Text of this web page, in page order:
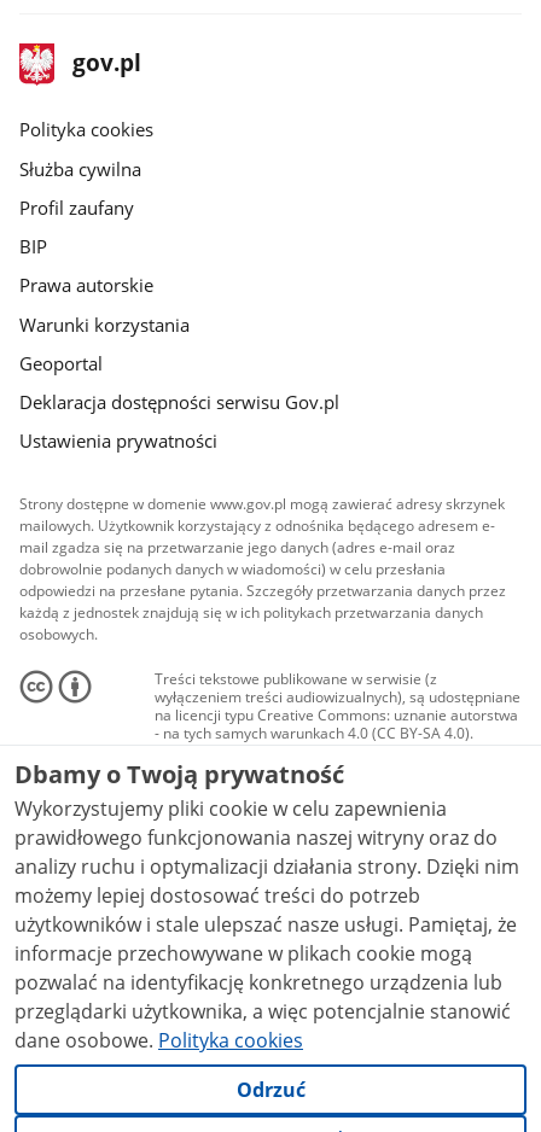
stopka
gov.pl
Strona
gov.pl
gov.pl
Polityka cookies
Służba cywilna
Profil zaufany
BIP
Prawa autorskie
Warunki korzystania
Geoportal
Deklaracja dostępności serwisu Gov.pl
Ustawienia prywatności
Strony dostępne w domenie www.gov.pl mogą zawierać adresy skrzynek
mailowych. Użytkownik korzystający z odnośnika będącego adresem e-
mail zgadza się na przetwarzanie jego danych (adres e-mail oraz
dobrowolnie podanych danych w wiadomości) w celu przesłania
odpowiedzi na przesłane pytania. Szczegóły przetwarzania danych przez
każdą z jednostek znajdują się w ich politykach przetwarzania danych
osobowych.
Treści tekstowe publikowane w serwisie (z
wyłączeniem treści audiowizualnych), są udostępniane
na licencji typu Creative Commons: uznanie autorstwa
- na tych samych warunkach 4.0 (CC BY-SA 4.0).
Materiały audiowizualne, w tym zdjęcia, materiały
audio i wideo, są udostępniane na licencji typu
Creative Commons: uznanie autorstwa użycie
niekomercyjne - bez utworów zależnych 4.0 (CC BY-
NC-ND 4.0), o ile nie jest to stwierdzone inaczej.
Dbamy o Twoją prywatność
Wykorzystujemy pliki cookie w celu zapewnienia
prawidłowego funkcjonowania naszej witryny oraz do
analizy ruchu i optymalizacji działania strony. Dzięki nim
możemy lepiej dostosować treści do potrzeb
użytkowników i stale ulepszać nasze usługi. Pamiętaj, że
informacje przechowywane w plikach cookie mogą
pozwalać na identyfikację konkretnego urządzenia lub
przeglądarki użytkownika, a więc potencjalnie stanowić
dane osobowe. Polityka cookies
Odrzuć